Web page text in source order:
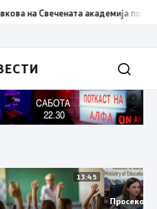
на Свечената академија по повод
13:45